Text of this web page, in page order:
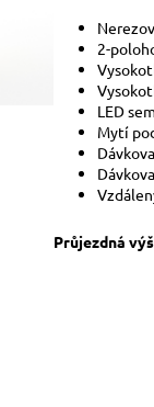
2-
LED
Mytí
Průjezdná